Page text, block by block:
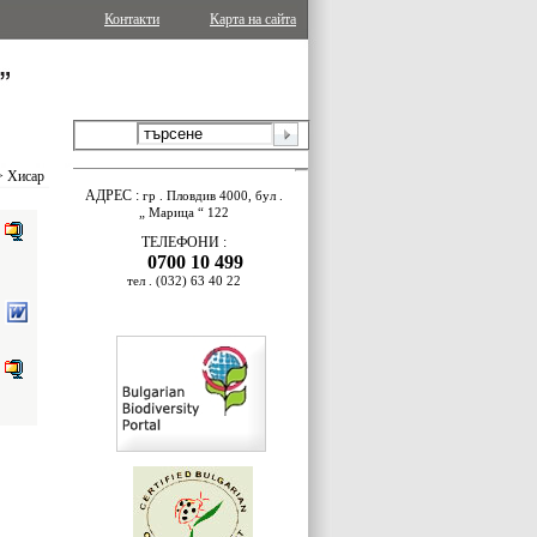
Карта на сайта
Контакти
Хисар
АДРЕС : гр Пловдив 4000, бул
Марица “ 122
ТЕЛЕФОНИ :
0700 10 499
тел . (032) 63 40 22